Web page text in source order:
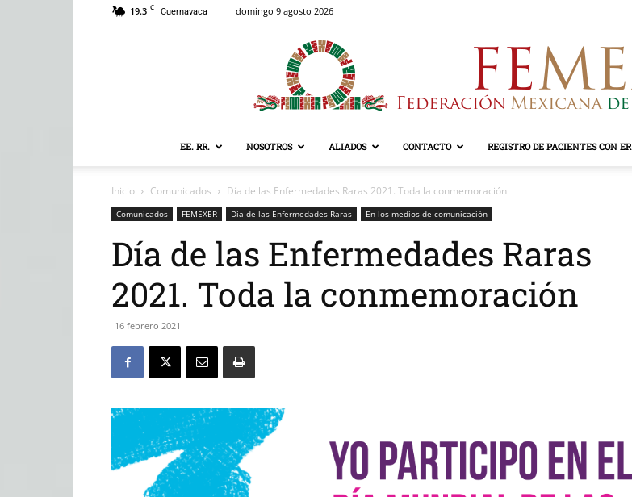
19.3 C Cuernavaca domingo 9 agosto 2026
EE. RR. NOSOTROS ALIADOS CONTACTO REGISTRO DE PACIENTES CON ER
Inicio Comunicados Día de las Enfermedades Raras 2021. Toda la conmemoración
Comunicados FEMEXER Día de las Enfermedades Raras En los medios de comunicación
Día de las Enfermedades Raras
2021. Toda la conmemoración
16 febrero 2021